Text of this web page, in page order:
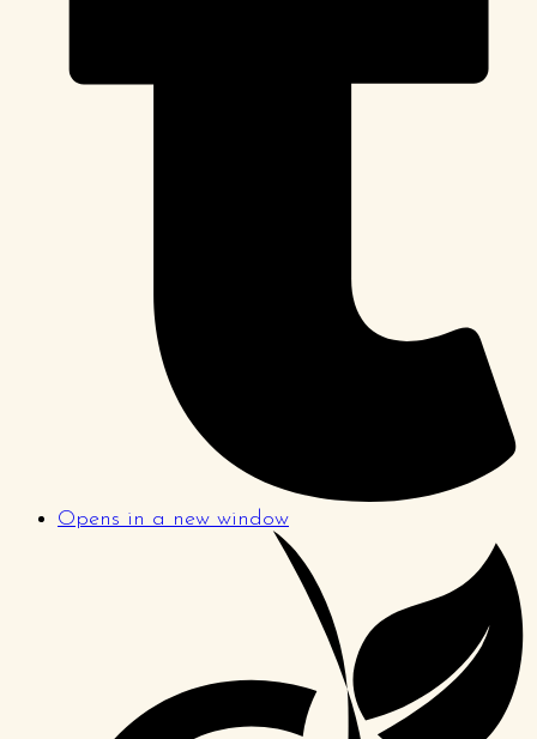
Opens in a new window